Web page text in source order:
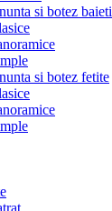
si botez baieti
si botez fetite